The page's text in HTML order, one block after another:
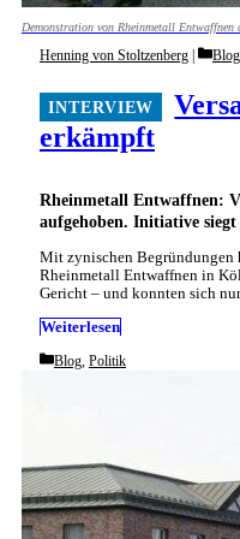
Demonstration von Rheinmetall
Rheinmetall Entwaffnen:
aufgehoben. Initiative
erkämpft
Henning von Stoltzenberg Blog
Mit zynischen Begründungen
Rheinmetall Entwaffnen in
Gericht – und konnten sich
Weiterlesen
Categories
Blog, Politik